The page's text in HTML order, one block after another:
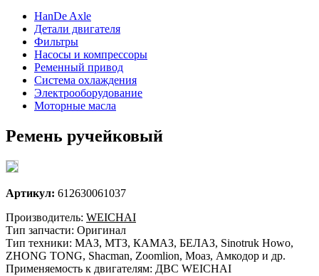
HanDe Axle
Детали двигателя
Фильтры
Насосы и компрессоры
Ременный привод
Система охлаждения
Электрооборудование
Моторные масла
Ремень ручейковый
Артикул: 612630061037
Производитель: WEICHAI
Тип запчасти: Оригинал
Тип техники: МАЗ, МТЗ, КАМАЗ, БЕЛАЗ, Sinotruk Howo,
ZHONG TONG, Shacman, Zoomlion, Моаз, Амкодор и др.
Применяемость к двигателям: ДВС WEICHAI